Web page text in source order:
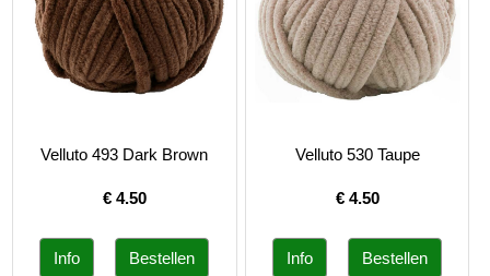
Velluto 493 Dark Brown
€ 4.50
Velluto 530 Taupe
€ 4.50